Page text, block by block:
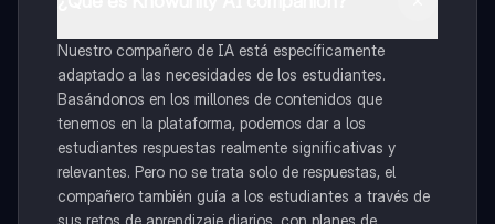
Nuestro compañero de IA está específicamente
adaptado a las necesidades de los estudiantes.
Basándonos en los millones de contenidos que
tenemos en la plataforma, podemos dar a los
estudiantes respuestas realmente significativas y
relevantes. Pero no se trata solo de respuestas, el
compañero también guía a los estudiantes a través de
sus retos de aprendizaje diarios, con planes de